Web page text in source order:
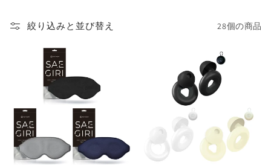
シ
:
絞り込みと並び替え 28個の商品